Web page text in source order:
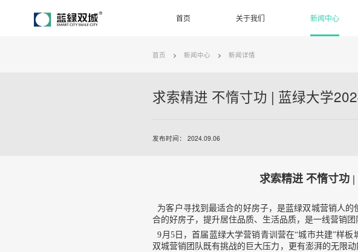
首页 关于我们 新闻中心
首页 > 新闻中心 > 新闻详情
求索精进 不惰寸功 | 蓝绿大学
发布时间： 2024.09.06
求索精进 不惰寸功
为客户寻找到最适合的好房子，是蓝绿双城营销人
合的好房子，提升居住品质、生活品质，是一线营销团
9月5日，首届蓝绿大学营销青训营在“城市共建”样
双城营销团队既有挑战的巨大压力，更有澎湃的无限